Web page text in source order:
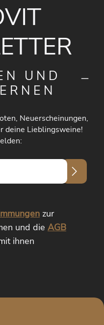
UND
Neuerscheinungen,
deine Lieblingsweine!
zur
und die AGB
ihnen